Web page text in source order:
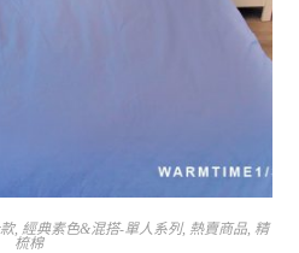
, 經典素色&混搭-單人系列, 熱賣商品, 精
梳棉